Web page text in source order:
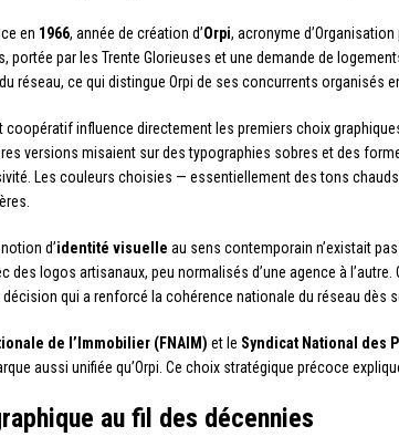
en 1966, année de création d’Orpi, acronyme
portée par les Trente Glorieuses et une demande de
réseau, ce qui distingue Orpi de ses concurrents organisés
coopératif influence directement les premiers choix
versions misaient sur des typographies sobres et des
Les couleurs choisies — essentiellement des tons
d’identité visuelle au sens contemporain n’existait
des logos artisanaux, peu normalisés d’une agence à
qui a renforcé la cohérence nationale du réseau dès
de l’Immobilier (FNAIM) et le Syndicat National des
aussi unifiée qu’Orpi. Ce choix stratégique précoce
au fil des décennies